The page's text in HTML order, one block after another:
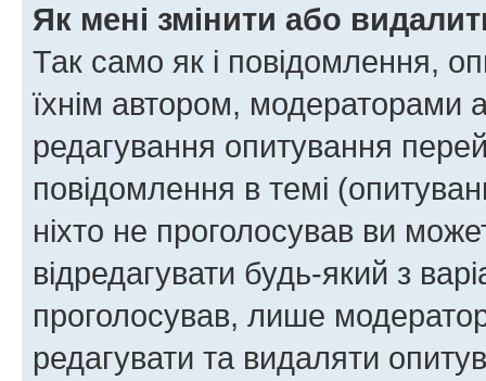
Як мені змінити або
Так само як і повідомлення,
їхнім автором, модераторами
редагування опитування
повідомлення в темі
ніхто не проголосував ви
відредагувати будь-який з
проголосував, лише
редагувати та видаляти